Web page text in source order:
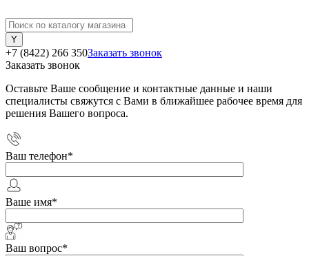
+7 (8422) 266 350Заказать звонок
Заказать звонок
Оставьте Ваше сообщение и контактные данные и наши
специалисты свяжутся с Вами в ближайшее рабочее время для
решения Вашего вопроса.
Ваш телефон*
Ваше имя*
Ваш вопрос*